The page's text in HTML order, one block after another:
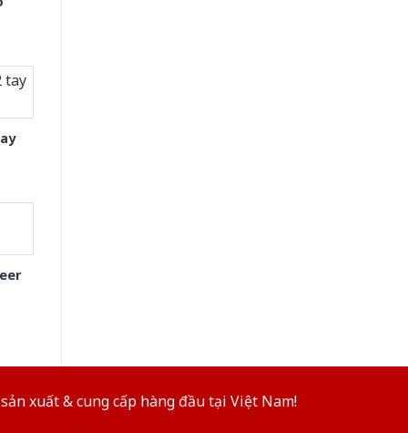
xuất & cung cấp hàng đầu tại Việt Nam!